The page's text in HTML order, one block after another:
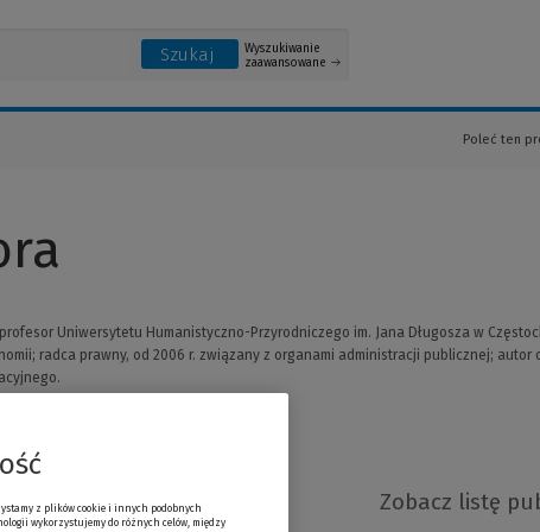
Szukaj
Wyszukiwanie
zaawansowane
Poleć ten
Uniwersytetu Humanistyczno-Przyrodniczego im. Jana Długosza w
radca prawny, od 2006 r. związany z organami administracji publicznej; autor
Zobacz listę
z plików cookie i innych podobnych
wykorzystujemy do różnych celów, między